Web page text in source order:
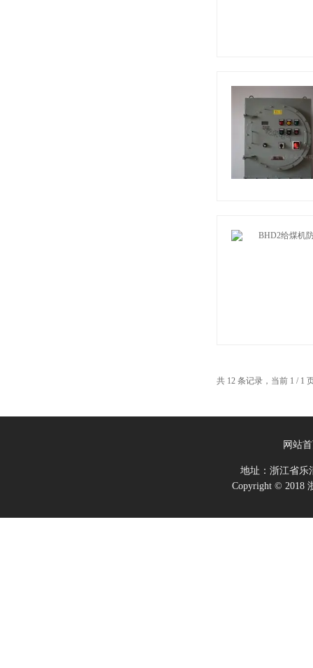
共 12 条记录，当前 1 /
网站
地址：浙江省
Copyright © 2018